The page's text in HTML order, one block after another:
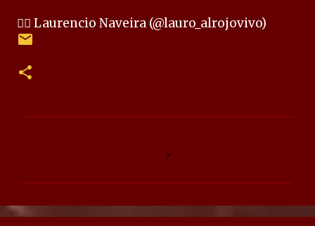
✍🏻 Laurencio Naveira (@lauro_alrojovivo)
n